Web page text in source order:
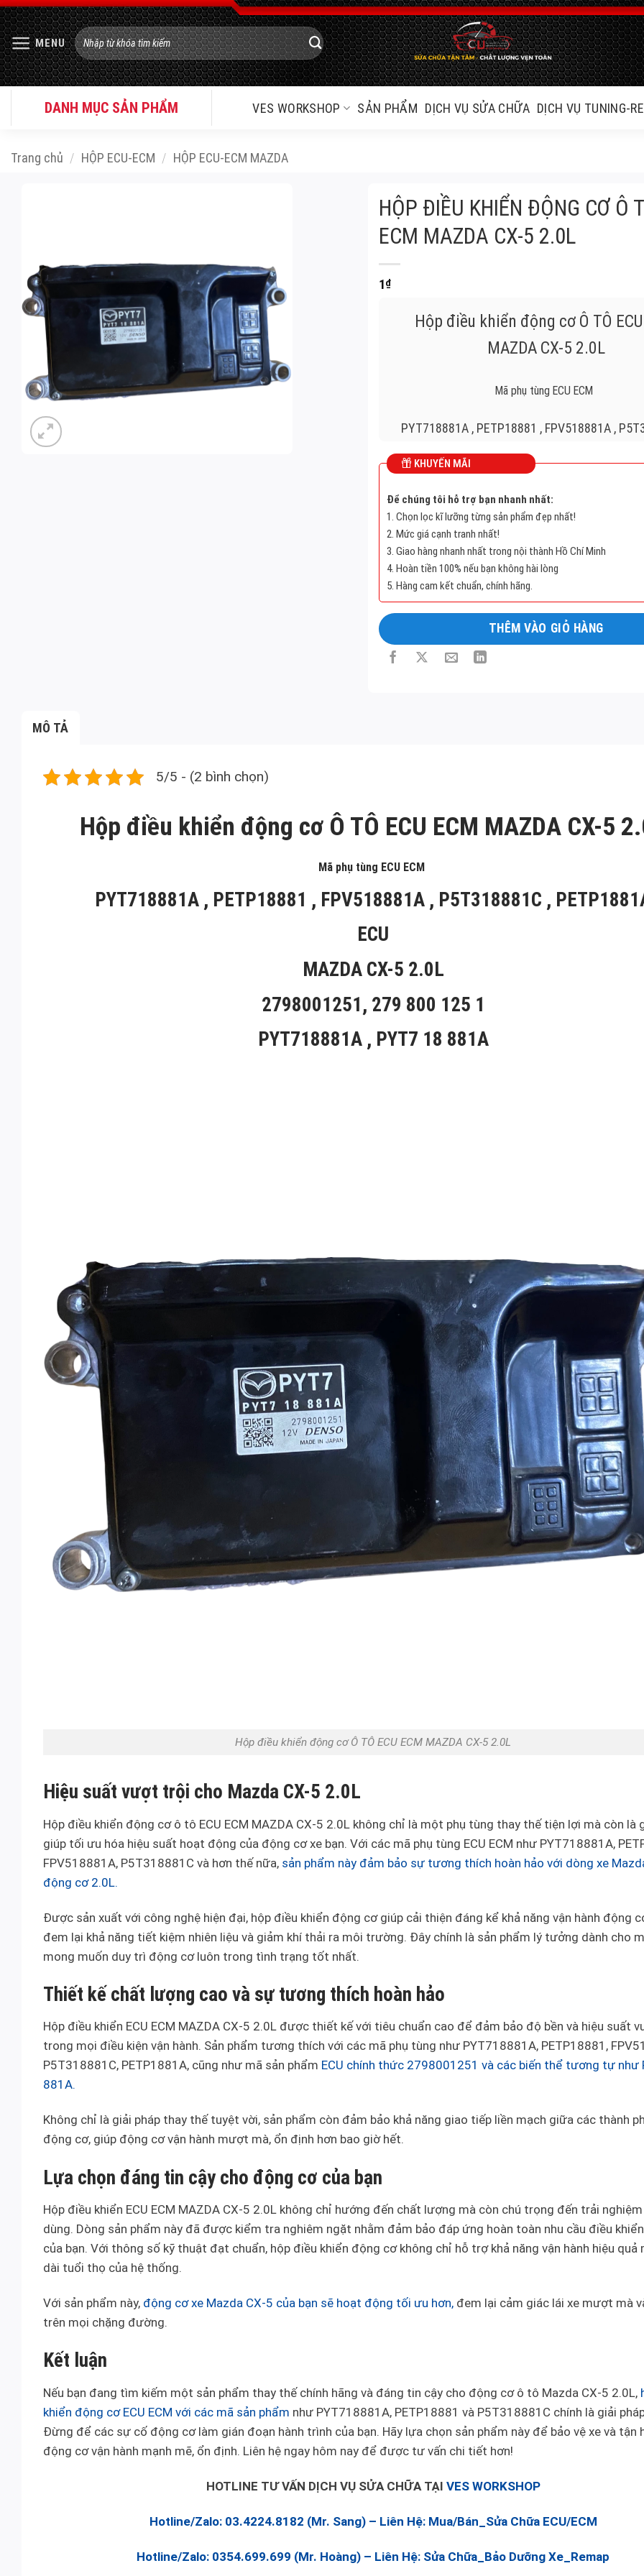
Bỏ
qua
nội
dung
MENU
Tìm
kiếm:
DANH MỤC SẢN PHẨM VES WORKSHOP SẢN PHẨM DỊCH VỤ SỬA CHỮA DỊCH VỤ TUNING-
Trang chủ / HỘP ECU-ECM / HỘP ECU-ECM MAZDA
HỘP ĐIỀU KHIỂN ĐỘNG CƠ Ô
ECM MAZDA CX-5 2.0L
1₫
Hộp điều khiển động cơ Ô TÔ
MAZDA CX-5 2.0L
Mã phụ tùng ECU ECM
PYT718881A , PETP18881 , FPV518881A ,
MAZDA CX-5 2.0L
2798001251, 279 800 125 1
PYT718881A , PYT7 18 881A
Long
KHUYẾN MÃI
Để chúng tôi hỗ trợ bạn nhanh nhất:
1. Chọn lọc kĩ lưỡng từng sản phẩm đẹp nhất!
2. Mức giá cạnh tranh nhất!
3. Giao hàng nhanh nhất trong nội thành Hồ Chí Minh
4. Hoàn tiền 100% nếu bạn không hài lòng
5. Hàng cam kết chuẩn, chính hãng.
THÊM VÀO GIỎ HÀNG
MÔ TẢ
5/5 - (2 bình chọn)
Hộp điều khiển động cơ Ô TÔ ECU ECM MAZDA CX-5
Mã phụ tùng ECU ECM
PYT718881A , PETP18881 , FPV518881A , P5T318881C ,
ECU
MAZDA CX-5 2.0L
2798001251, 279 800 125 1
PYT718881A , PYT7 18 881A
Hộp điều khiển động cơ Ô TÔ ECU ECM MAZDA CX-5 2.0L
Hiệu suất vượt trội cho Mazda CX-5 2.0L
Hộp điều khiển động cơ ô tô ECU ECM MAZDA CX-5 2.0L không chỉ là một phụ tùng thay thế tiện lợi mà còn là
giúp tối ưu hóa hiệu suất hoạt động của động cơ xe bạn. Với các mã phụ tùng ECU ECM như PYT718881A,
FPV518881A, P5T318881C và hơn thế nữa, sản phẩm này đảm bảo sự tương thích hoàn hảo với dòng xe
động cơ 2.0L.
Được sản xuất với công nghệ hiện đại, hộp điều khiển động cơ giúp cải thiện đáng kể khả năng vận hành động
đem lại khả năng tiết kiệm nhiên liệu và giảm khí thải ra môi trường. Đây chính là sản phẩm lý tưởng dành cho
mong muốn duy trì động cơ luôn trong tình trạng tốt nhất.
Thiết kế chất lượng cao và sự tương thích hoàn hảo
Hộp điều khiển ECU ECM MAZDA CX-5 2.0L được thiết kế với tiêu chuẩn cao để đảm bảo độ bền và hiệu suất
trong mọi điều kiện vận hành. Sản phẩm tương thích với các mã phụ tùng như PYT718881A, PETP18881,
P5T318881C, PETP1881A, cũng như mã sản phẩm ECU chính thức 2798001251 và các biến thể tương tự như
881A.
Không chỉ là giải pháp thay thế tuyệt vời, sản phẩm còn đảm bảo khả năng giao tiếp liền mạch giữa các thành
động cơ, giúp động cơ vận hành mượt mà, ổn định hơn bao giờ hết.
Lựa chọn đáng tin cậy cho động cơ của bạn
Hộp điều khiển ECU ECM MAZDA CX-5 2.0L không chỉ hướng đến chất lượng mà còn chú trọng đến trải
dùng. Dòng sản phẩm này đã được kiểm tra nghiêm ngặt nhằm đảm bảo đáp ứng hoàn toàn nhu cầu điều
của bạn. Với thông số kỹ thuật đạt chuẩn, hộp điều khiển động cơ không chỉ hỗ trợ khả năng vận hành hiệu quả
dài tuổi thọ của hệ thống.
Với sản phẩm này, động cơ xe Mazda CX-5 của bạn sẽ hoạt động tối ưu hơn, đem lại cảm giác lái xe mượt mà
trên mọi chặng đường.
Kết luận
Nếu bạn đang tìm kiếm một sản phẩm thay thế chính hãng và đáng tin cậy cho động cơ ô tô Mazda CX-5 2.0L,
khiển động cơ ECU ECM với các mã sản phẩm như PYT718881A, PETP18881 và P5T318881C chính là giải
Đừng để các sự cố động cơ làm gián đoạn hành trình của bạn. Hãy lựa chọn sản phẩm này để bảo vệ xe và tận
động cơ vận hành mạnh mẽ, ổn định. Liên hệ ngay hôm nay để được tư vấn chi tiết hơn!
HOTLINE TƯ VẤN DỊCH VỤ SỬA CHỮA TẠI VES WORKSHOP
Hotline/Zalo: 03.4224.8182 (Mr. Sang) – Liên Hệ: Mua/Bán_Sửa Chữa ECU/ECM
Hotline/Zalo: 0354.699.699 (Mr. Hoàng) – Liên Hệ: Sửa Chữa_Bảo Dưỡng Xe_Remap